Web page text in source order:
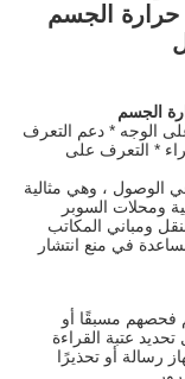
الجسم
الوجه * دعم التعرف
* التعرف على
الوصول ، وهي مثالية
ومحلات السوبر
ومباني المكاتب
في منع انتشار
فحصهم مسبقًا أو
عتبة القراءة
رسالة أو تحذيرًا